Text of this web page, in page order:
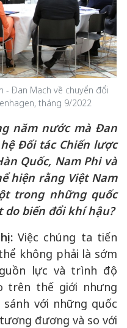
- Đan Mạch về chuyển đổi
tháng 9/2022
năm nước mà Đan
Đối tác Chiến lược
Quốc, Nam Phi và
hiện rằng Việt Nam
trong những quốc
biến đổi khí hậu?
Việc chúng ta tiến
không phải là sớm
lực và trình độ
trên thế giới nhưng
với những quốc
đương và so với